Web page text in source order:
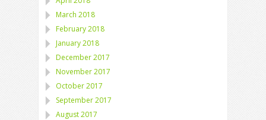
March 2018
February 2018
January 2018
December 2017
November 2017
October 2017
September 2017
August 2017